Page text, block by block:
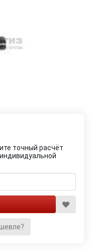
точный расчёт